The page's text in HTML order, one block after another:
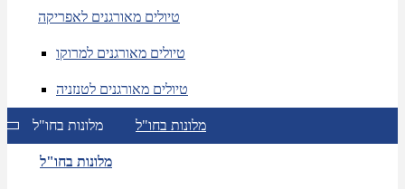
טיולים מאורגנים לאפריקה
טיולים מאורגנים למרוקו
טיולים מאורגנים לטנזניה
מלונות בחו"ל מלונות בחו"ל
מלונות בחו"ל